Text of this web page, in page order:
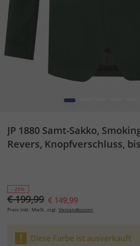
1
JP 1880 Samt-Sakko,
Revers, Knopfverschluss,
- 25%
€ 199,99 € 149,99
Preis inkl. MwSt. zzgl. Versandkosten
Diese Farbe ist ausverkauft